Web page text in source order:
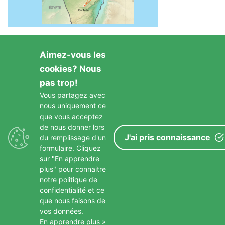
GARDONS LE CONTACT
Copyright © 2026 Paroisse St Francois D Assise
Aimez-vous les
cookies? Nous
pas trop!
Vous partagez avec
nous uniquement ce
que vous acceptez
de nous donner lors
du remplissage d'un
formulaire. Cliquez
sur "En apprendre
plus" pour connaitre
notre politique de
confidentialité et ce
que nous faisons de
vos données.
En apprendre plus »
J'ai pris connaissance